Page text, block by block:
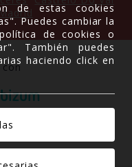
con
de estas cookies
Puedes cambiar la
de cookies o
También puedes
haciendo click en